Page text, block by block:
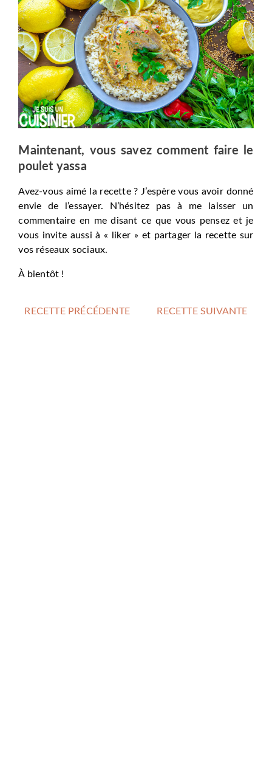
Maintenant, vous savez comment faire le
poulet yassa
Avez-vous aimé la recette ? J’espère vous avoir donné
envie de l’essayer. N’hésitez pas à me laisser un
commentaire en me disant ce que vous pensez et je
vous invite aussi à « liker » et partager la recette sur
vos réseaux sociaux.
À bientôt !
RECETTE PRÉCÉDENTE RECETTE SUIVANTE